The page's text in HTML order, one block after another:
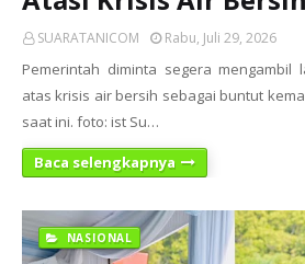
SUARATANICOM Rabu, Juli 29, 2026
Pemerintah diminta segera mengambil
atas krisis air bersih sebagai buntut
saat ini. foto: ist Su…
Baca selengkapnya
NASIONAL